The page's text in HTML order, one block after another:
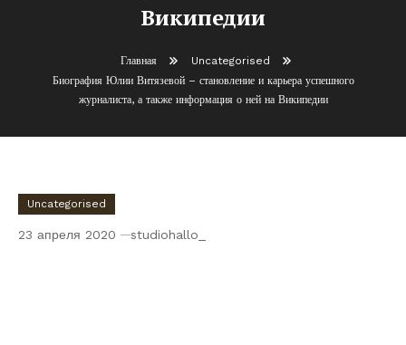
Википедии
Главная
Uncategorised
Биография Юлии Витязевой – становление и карьера успешного
журналиста, а также информация о ней на Википедии
Uncategorised
23 апреля 2020 studiohallo_